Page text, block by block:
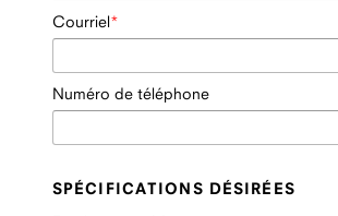
Courriel
Numéro de téléphone
SPÉCIFICATIONS DÉSIRÉES